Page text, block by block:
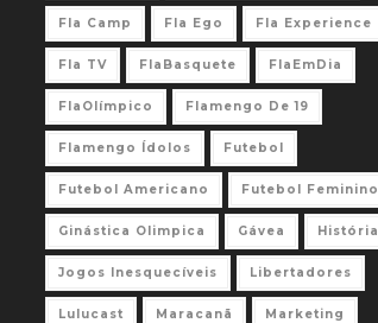
Fla Camp Fla Ego Fla Experience
Fla TV FlaBasquete FlaEmDia
FlaOlímpico Flamengo De 19
Flamengo Ídolos Futebol
Futebol Americano Futebol Feminino
Ginástica Olimpica Gávea História
Jogos Inesquecíveis Libertadores
Lulucast Maracanã Marketing